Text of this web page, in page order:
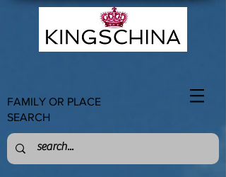
FAMILY OR PLACE
SEARCH